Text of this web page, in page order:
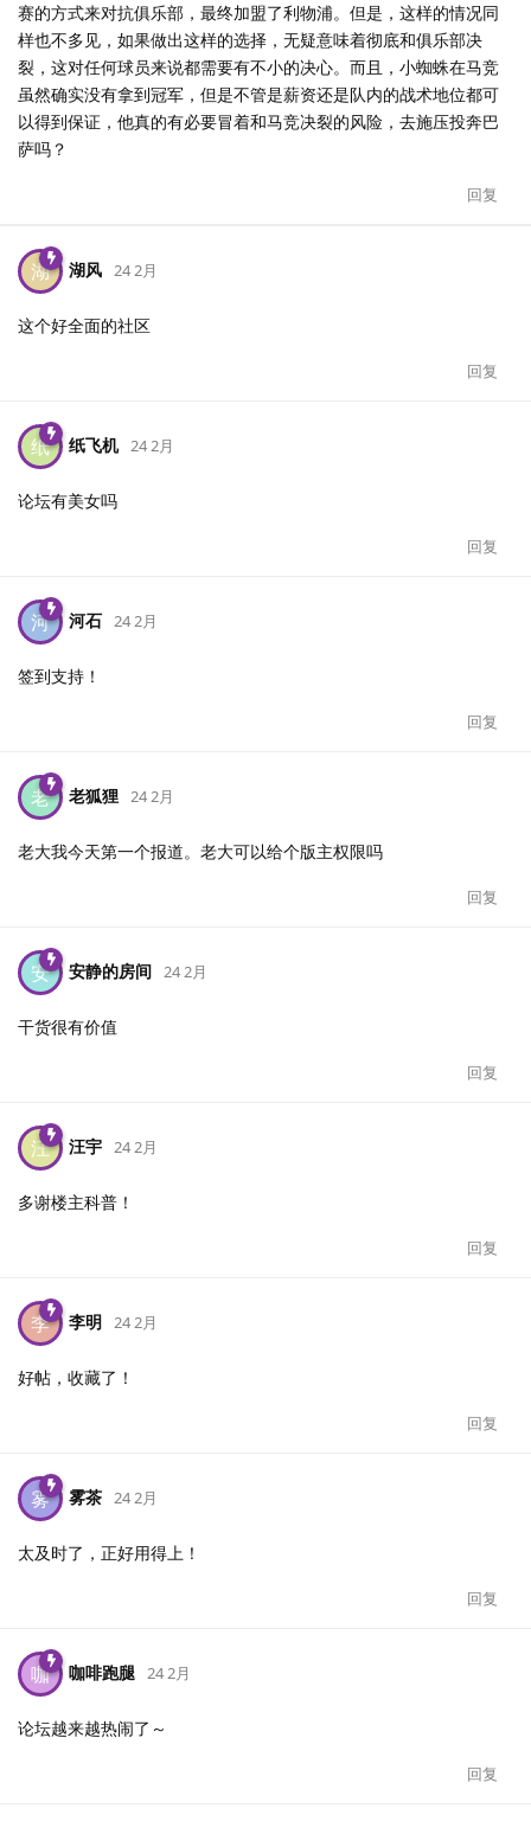
赛的方式来对抗俱乐部，最终加盟了利物浦。但是，这样的情况同
样也不多见，如果做出这样的选择，无疑意味着彻底和俱乐部决
裂，这对任何球员来说都需要有不小的决心。而且，小蜘蛛在马竞
虽然确实没有拿到冠军，但是不管是薪资还是队内的战术地位都可
以得到保证，他真的有必要冒着和马竞决裂的风险，去施压投奔巴
萨吗？
回复
湖 湖风 24 2月
这个好全面的社区
回复
纸 纸飞机 24 2月
论坛有美女吗
回复
河 河石 24 2月
签到支持！
回复
老 老狐狸 24 2月
老大我今天第一个报道。老大可以给个版主权限吗
回复
安 安静的房间 24 2月
干货很有价值
回复
汪 汪宇 24 2月
多谢楼主科普！
回复
李 李明 24 2月
好帖，收藏了！
回复
雾 雾茶 24 2月
太及时了，正好用得上！
回复
咖 咖啡跑腿 24 2月
论坛越来越热闹了～
回复